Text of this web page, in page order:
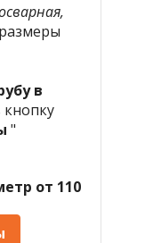
в
"
от 110